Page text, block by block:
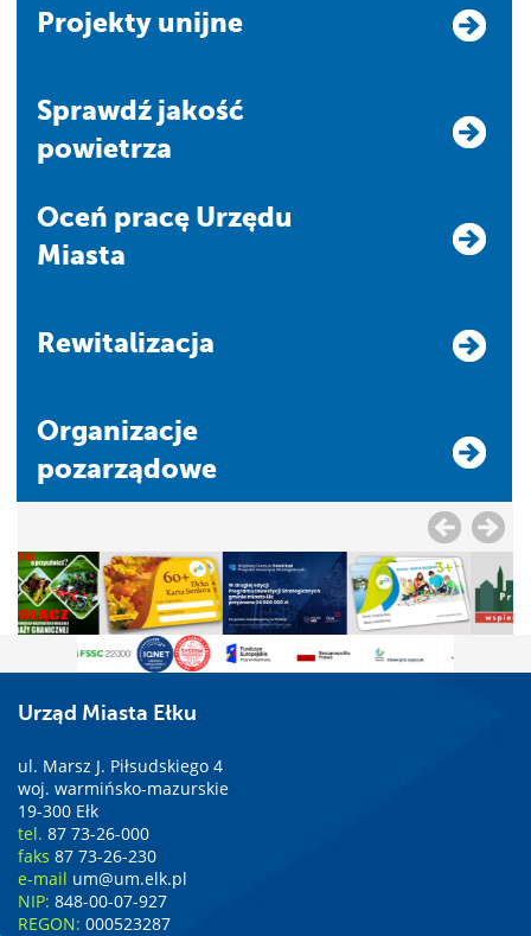
Projekty unijne
Sprawdź jakość
powietrza
Oceń pracę Urzędu
Miasta
Rewitalizacja
Organizacje
pozarządowe
Urząd Miasta Ełku
ul. Marsz J. Piłsudskiego 4
woj. warmińsko-mazurskie
19-300 Ełk
tel. 87 73-26-000
faks 87 73-26-230
e-mail um@um.elk.pl
NIP: 848-00-07-927
REGON: 000523287